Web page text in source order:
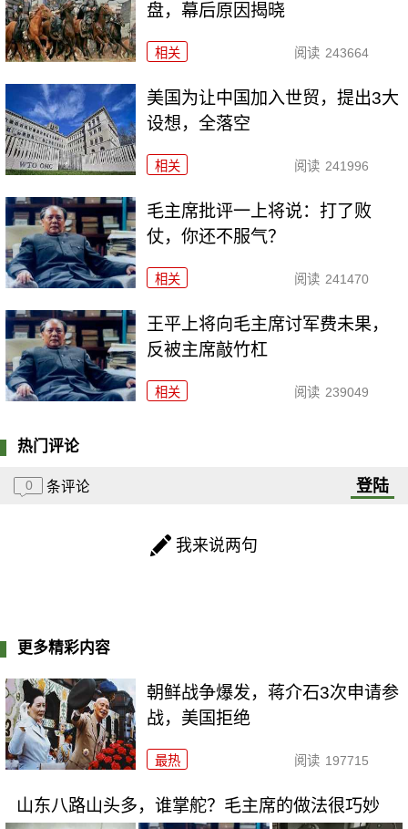
盘，幕后原因揭晓
相关 阅读 243664
美国为让中国加入世贸，提出3大
设想，全落空
相关 阅读 241996
毛主席批评一上将说：打了败
仗，你还不服气？
相关 阅读 241470
王平上将向毛主席讨军费未果，
反被主席敲竹杠
相关 阅读 239049
热门评论
0 条评论 登陆
我来说两句
更多精彩内容
朝鲜战争爆发，蒋介石3次申请参
战，美国拒绝
最热 阅读 197715
山东八路山头多，谁掌舵？毛主席的做法很巧妙